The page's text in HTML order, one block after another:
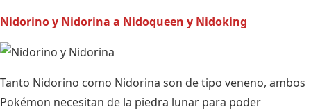
Nidorino y Nidorina a Nidoqueen y Nidoking
Tanto Nidorino como Nidorina son de tipo veneno, ambos
Pokémon necesitan de la piedra lunar para poder